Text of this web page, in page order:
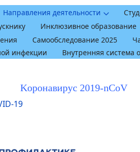
Направления деятельности
Инклюзивное образование
Самообследование 2025
инфекции
Внутренняя система
Kоронавирус 2019-nCoV
19